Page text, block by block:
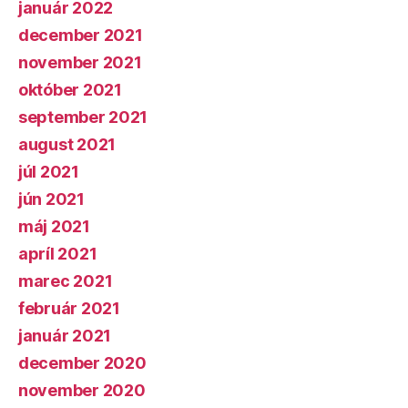
január 2022
december 2021
november 2021
október 2021
september 2021
august 2021
júl 2021
jún 2021
máj 2021
apríl 2021
marec 2021
február 2021
január 2021
december 2020
november 2020